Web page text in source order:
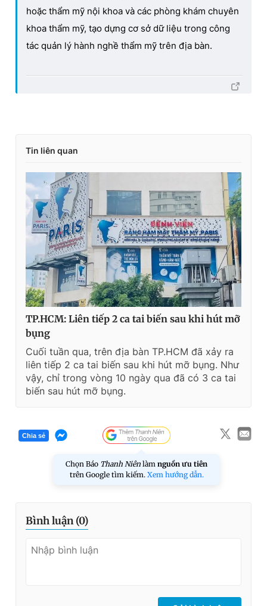
hoặc thẩm mỹ nội khoa và các phòng khám chuyên
khoa thẩm mỹ, tạo dựng cơ sở dữ liệu trong công
tác quản lý hành nghề thẩm mỹ trên địa bàn.
Tin liên quan
TP.HCM: Liên tiếp 2 ca tai biến sau khi hút mỡ
bụng
Cuối tuần qua, trên địa bàn TP.HCM đã xảy ra
liên tiếp 2 ca tai biến sau khi hút mỡ bụng. Như
vậy, chỉ trong vòng 10 ngày qua đã có 3 ca tai
biến sau hút mỡ bụng.
Chia sẻ
Chọn Báo Thanh Niên làm nguồn ưu tiên
trên Google tìm kiếm. Xem hướng dẫn.
Bình luận (0)